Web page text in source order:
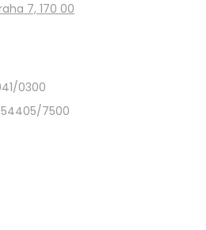
7, 170 00
0300
7500